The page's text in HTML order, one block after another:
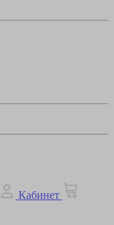
Кабинет